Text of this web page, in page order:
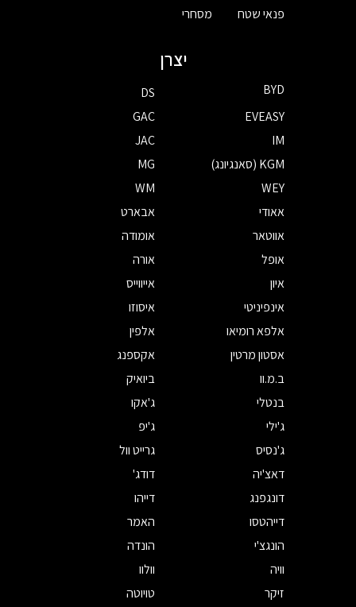
פנאי שטח
מסחרי
יצרן
BYD
DS
EVEASY
GAC
IM
JAC
KGM (סאנגיונג)
MG
WEY
WM
אאודי
אבארט
אווטאר
אומודה
אופל
אורה
איון
אייווייס
אינפיניטי
איסוזו
אלפא רומיאו
אלפין
אסטון מרטין
אקספנג
ב.מ.וו
ביואיק
בנטלי
ג'אקו
ג'ילי
ג'יפ
ג'נסיס
גרייט וול
דאצ'יה
דודג'
דונגפנג
דייהו
דייהטסו
האמר
הונגצ'י
הונדה
וויה
וולוו
זיקר
טויוטה